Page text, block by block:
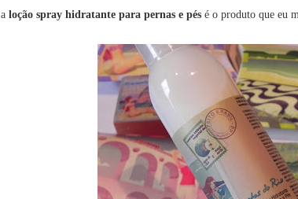
a loção spray hidratante para pernas e pés é o produto que eu